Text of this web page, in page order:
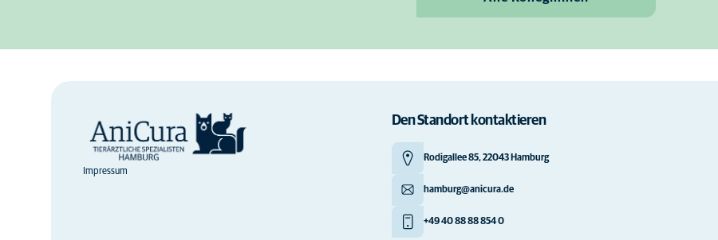
Impressum
Den Standort kontaktieren
Rodigallee 85, 22043 Hamburg
hamburg@anicura.de
+49 40 88 88 854 0